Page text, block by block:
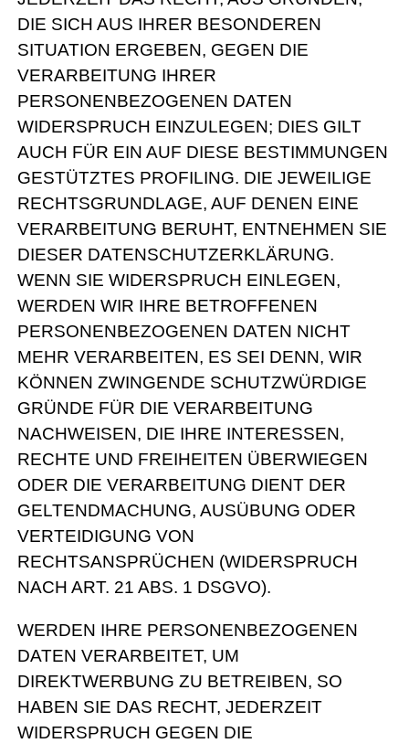
DIE SICH AUS IHRER BESONDEREN
SITUATION ERGEBEN, GEGEN DIE
VERARBEITUNG IHRER
PERSONENBEZOGENEN DATEN
WIDERSPRUCH EINZULEGEN; DIES GILT
AUCH FÜR EIN AUF DIESE BESTIMMUNGEN
GESTÜTZTES PROFILING. DIE JEWEILIGE
RECHTSGRUNDLAGE, AUF DENEN EINE
VERARBEITUNG BERUHT, ENTNEHMEN SIE
DIESER DATENSCHUTZERKLÄRUNG.
WENN SIE WIDERSPRUCH EINLEGEN,
WERDEN WIR IHRE BETROFFENEN
PERSONENBEZOGENEN DATEN NICHT
MEHR VERARBEITEN, ES SEI DENN, WIR
KÖNNEN ZWINGENDE SCHUTZWÜRDIGE
GRÜNDE FÜR DIE VERARBEITUNG
NACHWEISEN, DIE IHRE INTERESSEN,
RECHTE UND FREIHEITEN ÜBERWIEGEN
ODER DIE VERARBEITUNG DIENT DER
GELTENDMACHUNG, AUSÜBUNG ODER
VERTEIDIGUNG VON
RECHTSANSPRÜCHEN (WIDERSPRUCH
NACH ART. 21 ABS. 1 DSGVO).
WERDEN IHRE PERSONENBEZOGENEN
DATEN VERARBEITET, UM
DIREKTWERBUNG ZU BETREIBEN, SO
HABEN SIE DAS RECHT, JEDERZEIT
WIDERSPRUCH GEGEN DIE